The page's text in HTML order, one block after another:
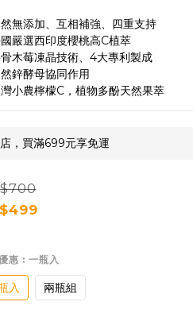
無添加、互相補強、四重支持
嚴選西印度櫻桃高C植萃
木莓凍晶技術、4大專利製成
鋅酵母協同作用
小農檸檬C，植物多酚天然果萃
，買滿699元享免運
惠 : 一瓶入
入 兩瓶組